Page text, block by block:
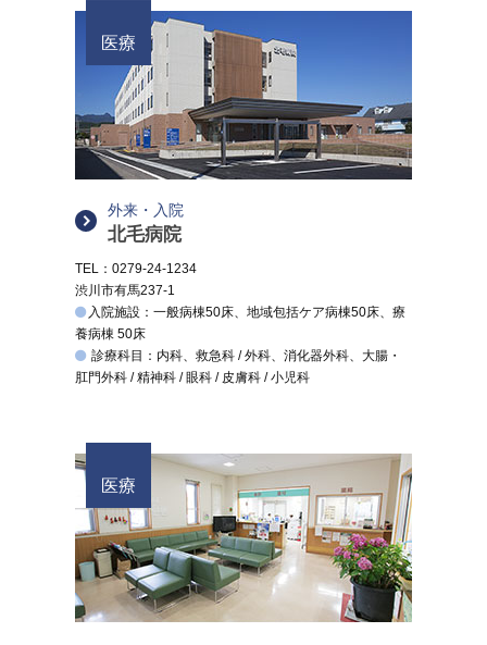
医療
外来・入院
北毛病院
TEL：0279-24-1234
渋川市有馬237-1
入院施設：一般病棟50床、地域包括ケア病棟50床、療
養病棟 50床
診療科目：内科、救急科 / 外科、消化器外科、大腸・
肛門外科 / 精神科 / 眼科 / 皮膚科 / 小児科
医療